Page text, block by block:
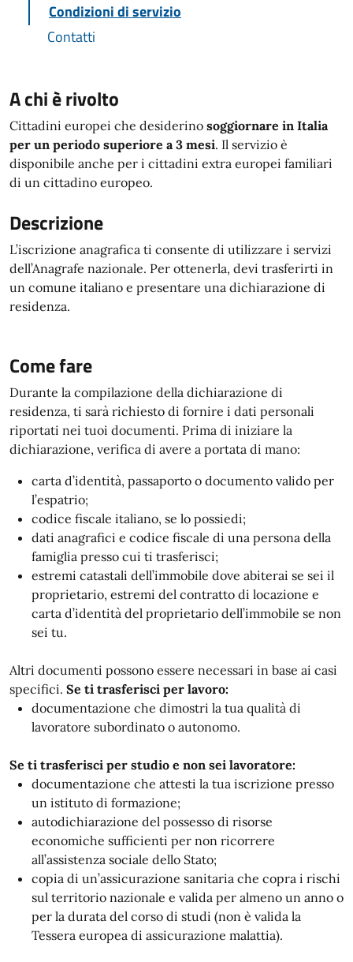
Condizioni di servizio
Contatti
A chi è rivolto
Cittadini europei che desiderino soggiornare in Italia
per un periodo superiore a 3 mesi. Il servizio è
disponibile anche per i cittadini extra europei familiari
di un cittadino europeo.
Descrizione
L’iscrizione anagrafica ti consente di utilizzare i servizi
dell’Anagrafe nazionale. Per ottenerla, devi trasferirti in
un comune italiano e presentare una dichiarazione di
residenza.
Come fare
Durante la compilazione della dichiarazione di
residenza, ti sarà richiesto di fornire i dati personali
riportati nei tuoi documenti. Prima di iniziare la
dichiarazione, verifica di avere a portata di mano:
carta d’identità, passaporto o documento valido per
l’espatrio;
codice fiscale italiano, se lo possiedi;
dati anagrafici e codice fiscale di una persona della
famiglia presso cui ti trasferisci;
estremi catastali dell’immobile dove abiterai se sei il
proprietario, estremi del contratto di locazione e
carta d’identità del proprietario dell’immobile se non
sei tu.
Altri documenti possono essere necessari in base ai casi
specifici. Se ti trasferisci per lavoro:
documentazione che dimostri la tua qualità di
lavoratore subordinato o autonomo.
Se ti trasferisci per studio e non sei lavoratore:
documentazione che attesti la tua iscrizione presso
un istituto di formazione;
autodichiarazione del possesso di risorse
economiche sufficienti per non ricorrere
all’assistenza sociale dello Stato;
copia di un’assicurazione sanitaria che copra i rischi
sul territorio nazionale e valida per almeno un anno o
per la durata del corso di studi (non è valida la
Tessera europea di assicurazione malattia).